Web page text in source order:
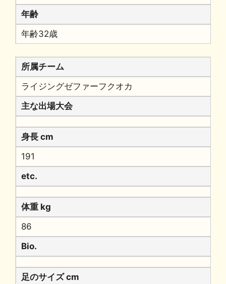
年齢
年齢32歳
所属チーム
ライジングゼファーフクオカ
主な出場大会
身長 cm
191
etc.
体重 kg
86
Bio.
足のサイズ cm